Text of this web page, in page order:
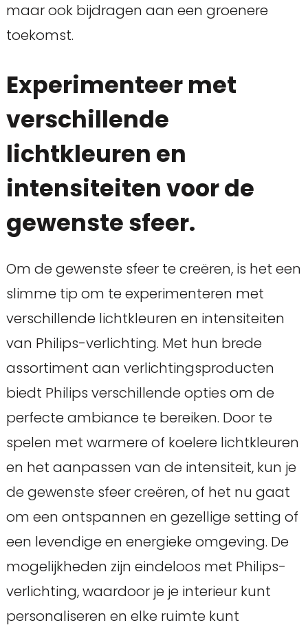
maar ook bijdragen aan een groenere
toekomst.
Experimenteer met
verschillende
lichtkleuren en
intensiteiten voor de
gewenste sfeer.
Om de gewenste sfeer te creëren, is het een
slimme tip om te experimenteren met
verschillende lichtkleuren en intensiteiten
van Philips-verlichting. Met hun brede
assortiment aan verlichtingsproducten
biedt Philips verschillende opties om de
perfecte ambiance te bereiken. Door te
spelen met warmere of koelere lichtkleuren
en het aanpassen van de intensiteit, kun je
de gewenste sfeer creëren, of het nu gaat
om een ontspannen en gezellige setting of
een levendige en energieke omgeving. De
mogelijkheden zijn eindeloos met Philips-
verlichting, waardoor je je interieur kunt
personaliseren en elke ruimte kunt